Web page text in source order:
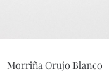
Morriña Orujo Blanco